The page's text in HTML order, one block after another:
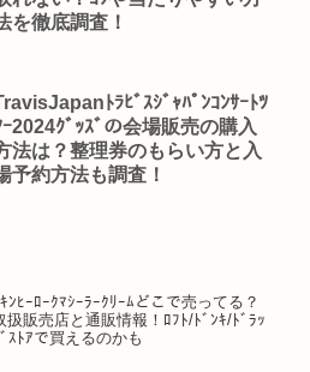
を徹底調査！
ﾄﾗﾋﾞｽｼﾞｬﾊﾟﾝｺﾝｻｰﾄﾂ
2024ｸﾞｯｽﾞの会場販売の購入
法は？整理券のもらい方と入
予約方法も調査！
ﾝﾋｰﾛｰｸﾏｼｰﾗｰｸﾘｰﾑどこで売ってる？
扱販売店と通販情報！ﾛﾌﾄ/ﾄﾞﾝｷ/ﾄﾞﾗｯ
ｽﾄｱで買えるのかも